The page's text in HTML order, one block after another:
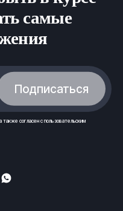
условиям (ТУ).
самые
Подписаться
, а также согласен спользовательским